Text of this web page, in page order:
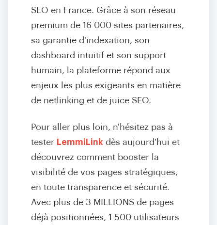
SEO en France. Grâce à son réseau
premium de 16 000 sites partenaires,
sa garantie d'indexation, son
dashboard intuitif et son support
humain, la plateforme répond aux
enjeux les plus exigeants en matière
de netlinking et de juice SEO.
Pour aller plus loin, n'hésitez pas à
tester LemmiLink dès aujourd'hui et
découvrez comment booster la
visibilité de vos pages stratégiques,
en toute transparence et sécurité.
Avec plus de 3 MILLIONS de pages
déjà positionnées, 1 500 utilisateurs